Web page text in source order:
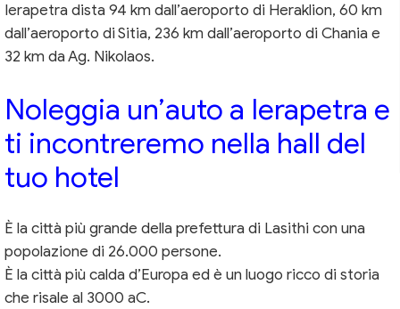
Ierapetra dista 94 km dall’aeroporto di Heraklion, 60 km
dall’aeroporto di Sitia, 236 km dall’aeroporto di Chania e
32 km da Ag. Nikolaos.
Noleggia un’auto a Ierapetra e
ti incontreremo nella hall del
tuo hotel
È la città più grande della prefettura di Lasithi con una
popolazione di 26.000 persone.
È la città più calda d’Europa ed è un luogo ricco di storia
che risale al 3000 aC.